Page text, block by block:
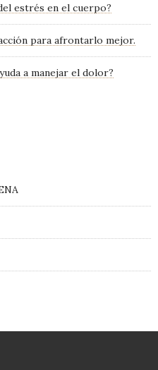
estrés en el cuerpo?
para afrontarlo mejor.
a manejar el dolor?